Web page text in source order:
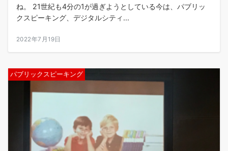
ね。 21世紀も4分の1が過ぎようとしている今は、パブリッ
クスピーキング、デジタルシティ...
2022年7月19日
パブリックスピーキング